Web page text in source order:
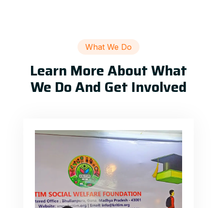
What We Do
Learn More About What
We Do And Get Involved